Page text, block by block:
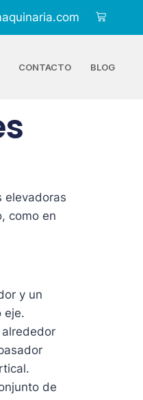
CONTACTO BLOG
elevadoras
como en
y un
eje.
de